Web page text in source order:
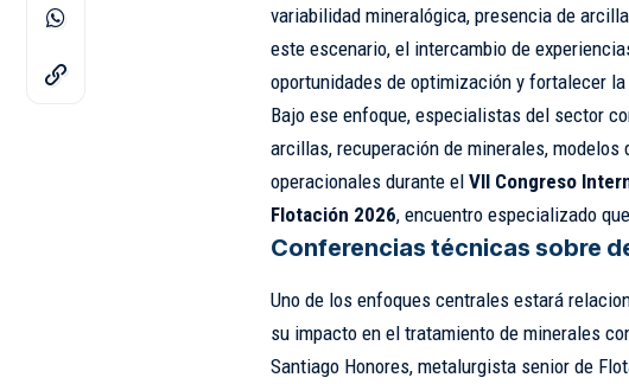
variabilidad mineralógica, presencia de
este escenario, el intercambio de
oportunidades de optimización y fortalecer
Bajo ese enfoque, especialistas del sector
arcillas, recuperación de minerales,
operacionales durante el VII Congreso
Flotación 2026, encuentro especializado
Conferencias técnicas sobre
Uno de los enfoques centrales estará
su impacto en el tratamiento de minerales
Santiago Honores, metalurgista senior de